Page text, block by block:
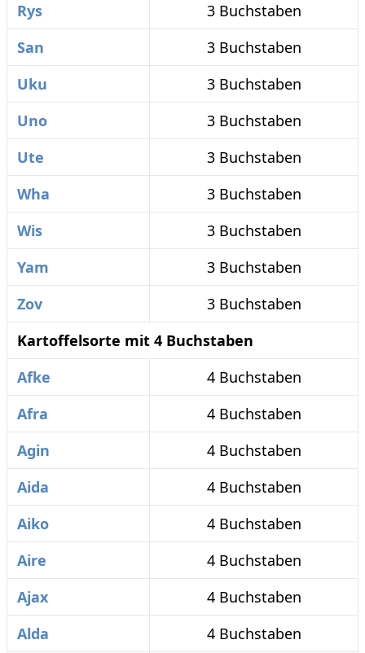
Rys
3 Buchstaben
San
3 Buchstaben
Uku
3 Buchstaben
Uno
3 Buchstaben
Ute
3 Buchstaben
Wha
3 Buchstaben
Wis
3 Buchstaben
Yam
3 Buchstaben
Zov
3 Buchstaben
Kartoffelsorte mit 4 Buchstaben
Afke
4 Buchstaben
Afra
4 Buchstaben
Agin
4 Buchstaben
Aida
4 Buchstaben
Aiko
4 Buchstaben
Aire
4 Buchstaben
Ajax
4 Buchstaben
Alda
4 Buchstaben